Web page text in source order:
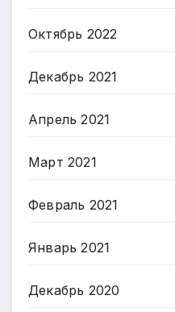
Октябрь 2022
Декабрь 2021
Апрель 2021
Март 2021
Февраль 2021
Январь 2021
Декабрь 2020